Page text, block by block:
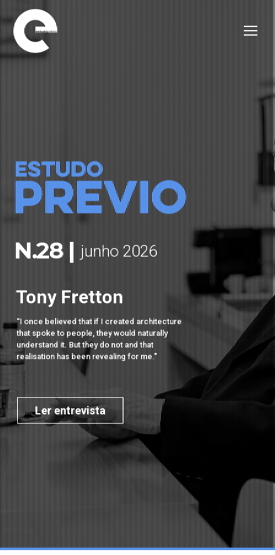
Tony Fretton
N.28 | junho 2026
“I once believed that if I created architecture
that spoke to people, they would naturally
understand it. But they do not and that
realisation has been revealing for me."
Ler entrevista